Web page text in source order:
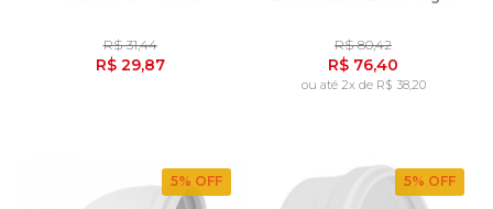
R$ 31,44
R$ 29,87
R$ 80,42
R$ 76,40
ou até 2x de R$ 38,20
5% OFF 5% OFF